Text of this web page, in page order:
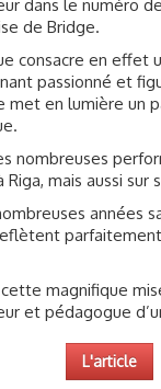
de Bridge.
consacre en effet
passionné et
met en lumière un
nombreuses
Riga, mais aussi
années
magnifique
et pédagogue
L'article